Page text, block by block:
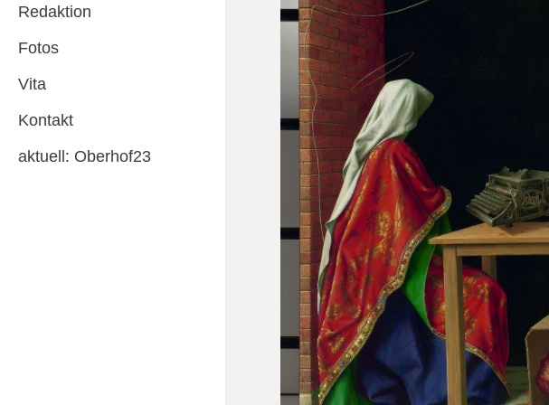
Redaktion
Fotos
Vita
Kontakt
aktuell: Oberhof23